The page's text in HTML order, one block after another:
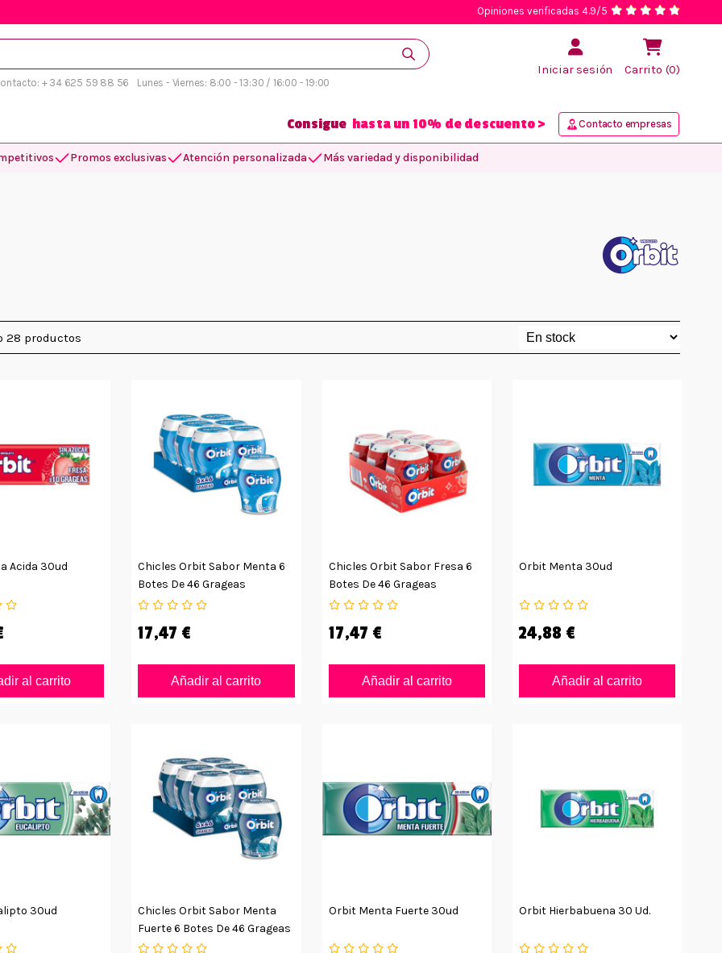
Opiniones verificadas 4.9/5
+ 34 625 59 88 56 Lunes - Viernes: 8:00 - 13:30 / 16:00 - 19:00
Iniciar sesión Carrito (0)
Consigue hasta un 10% de descuento > Contacto empresas
Promos exclusivas Atención personalizada Más variedad y disponibilidad
28 productos
Acida 30ud
al carrito
Chicles Orbit Sabor Menta 6
Botes De 46 Grageas
17,47 €
Añadir al carrito
Chicles Orbit Sabor Fresa 6
Botes De 46 Grageas
17,47 €
Añadir al carrito
Orbit Menta 30ud
24,88 €
Añadir al carrito
30ud
Chicles Orbit Sabor Menta
Fuerte 6 Botes De 46 Grageas
Orbit Menta Fuerte 30ud Orbit Hierbabuena 30 Ud.